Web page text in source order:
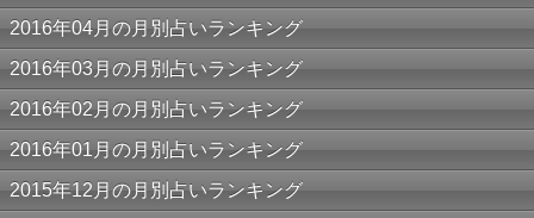
2016年04月の月別占いランキング
2016年03月の月別占いランキング
2016年02月の月別占いランキング
2016年01月の月別占いランキング
2015年12月の月別占いランキング